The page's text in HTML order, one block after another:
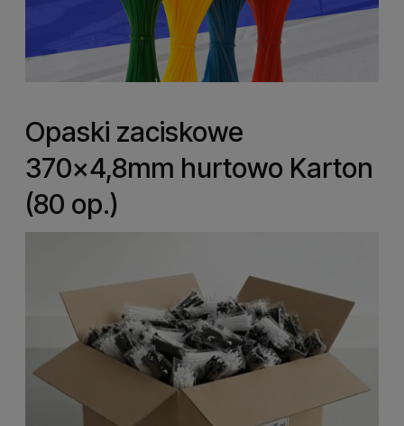
Opaski zaciskowe
370x4,8mm hurtowo Karton
(80 op.)